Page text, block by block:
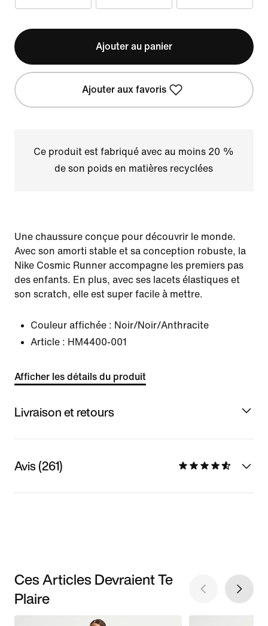
Ajouter au panier
Ajouter aux favoris
Ce produit est fabriqué avec au moins 20 %
de son poids en matières recyclées
Une chaussure conçue pour découvrir le monde.
Avec son amorti stable et sa conception robuste, la
Nike Cosmic Runner accompagne les premiers pas
des enfants. En plus, avec ses lacets élastiques et
son scratch, elle est super facile à mettre.
Couleur affichée : Noir/Noir/Anthracite
Article : HM4400-001
Afficher les détails du produit
Livraison et retours
Avis (261)
Ces Articles Devraient Te
Plaire